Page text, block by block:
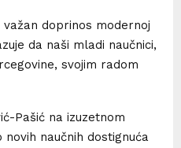
doprinos modernoj
da naši mladi naučnici,
svojim radom
Pašić na izuzetnom
naučnih dostignuća